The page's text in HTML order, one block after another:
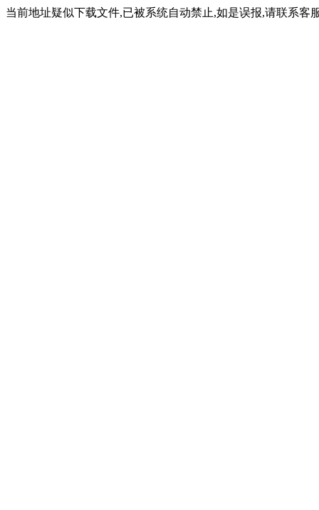
当前地址疑似下载文件,已被系统自动禁止,如是误报,请联系客